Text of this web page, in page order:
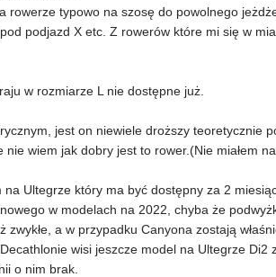
rowerze typowo na szosę do powolnego
podjazd X etc. Z rowerów które mi się w
w rozmiarze L nie dostępne już.
jest on niewiele droższy teoretycznie
wiem jak dobry jest to rower.(Nie miałem
Ultegrze który ma być dostępny za 2
w modelach na 2022, chyba że
a w przypadku Canyona zostają
wisi jeszcze model na Ultegrze Di2
o nim brak.